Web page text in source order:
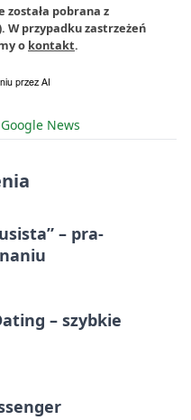
pobrana z
W przypadku zastrzeżeń
o kontakt.
Google News
– pra-
– szybkie